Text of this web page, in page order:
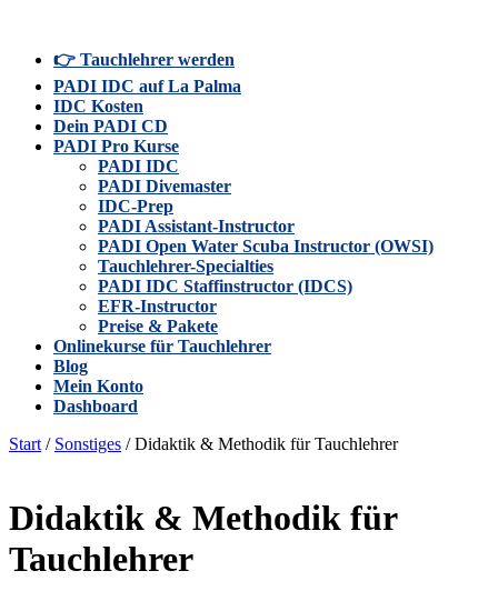
👉 Tauchlehrer werden
PADI IDC auf La Palma
IDC Kosten
Dein PADI CD
PADI Pro Kurse
PADI IDC
PADI Divemaster
IDC-Prep
PADI Assistant-Instructor
PADI Open Water Scuba Instructor (OWSI)
Tauchlehrer-Specialties
PADI IDC Staffinstructor (IDCS)
EFR-Instructor
Preise & Pakete
Onlinekurse für Tauchlehrer
Blog
Mein Konto
Dashboard
Start / Sonstiges / Didaktik & Methodik für Tauchlehrer
Didaktik & Methodik für
Tauchlehrer